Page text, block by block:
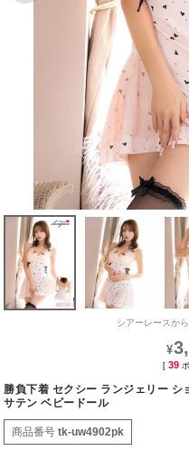
シアーレースか
¥
[ 39
勝負下着 セクシー ランジェリー シ
サテン ベビードール
商品番号 tk-uw4902pk